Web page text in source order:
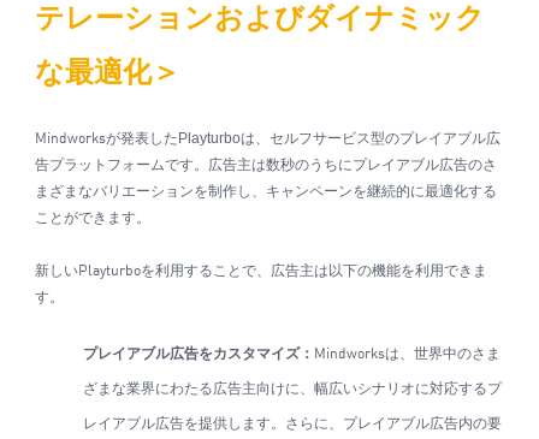
テレーションおよびダイナミック
な最適化＞
Mindworksが発表したPlayturboは、セルフサービス型のプレイアブル広
告プラットフォームです。広告主は数秒のうちにプレイアブル広告のさ
まざまなバリエーションを制作し、キャンペーンを継続的に最適化する
ことができます。
新しいPlayturboを利用することで、広告主は以下の機能を利用できま
す。
プレイアブル広告をカスタマイズ： Mindworksは、世界中のさま
ざまな業界にわたる広告主向けに、幅広いシナリオに対応するプ
レイアブル広告を提供します。さらに、プレイアブル広告内の要